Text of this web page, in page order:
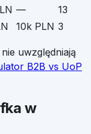
—
13
10k PLN 3
uwzględniają
B2B vs UoP
w